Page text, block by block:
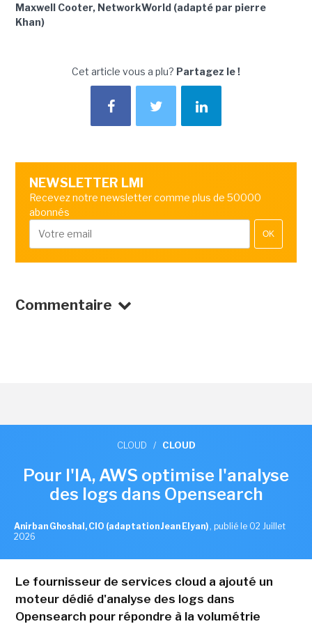
Maxwell Cooter, NetworkWorld (adapté par pierre
Khan)
Cet article vous a plu? Partagez le !
NEWSLETTER LMI
Recevez notre newsletter comme plus de 50000
abonnés
OK
Commentaire
CLOUD / CLOUD
Pour l'IA, AWS optimise l'analyse
des logs dans Opensearch
Anirban Ghoshal, CIO (adaptation Jean Elyan) , publié le 02 Juillet
2026
Le fournisseur de services cloud a ajouté un
moteur dédié d'analyse des logs dans
Opensearch pour répondre à la volumétrie